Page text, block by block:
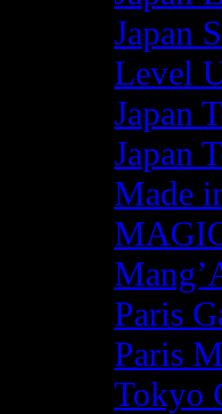
Japan
Level
Japan
Japan
Made
Paris
Paris
Tokyo